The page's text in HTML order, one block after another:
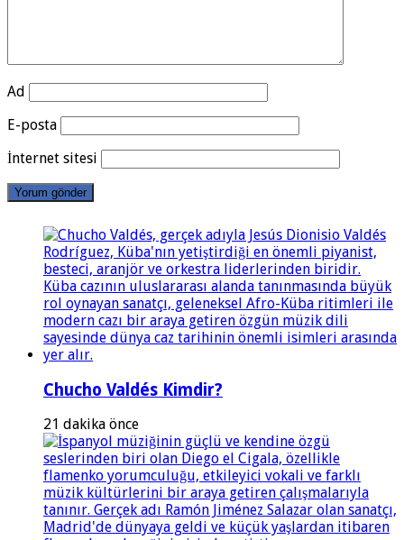
Ad
E-posta
İnternet sitesi
Chucho Valdés Kimdir?
21 dakika önce